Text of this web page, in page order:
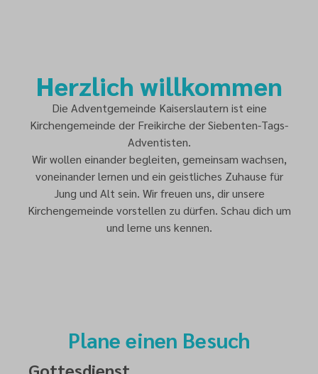
Herzlich willkommen
Die Adventgemeinde Kaiserslautern ist eine
Kirchengemeinde der Freikirche der Siebenten-Tags-
Adventisten.
Wir wollen einander begleiten, gemeinsam wachsen,
voneinander lernen und ein geistliches Zuhause für
Jung und Alt sein. Wir freuen uns, dir unsere
Kirchengemeinde vorstellen zu dürfen. Schau dich um
und lerne uns kennen.
Plane einen Besuch